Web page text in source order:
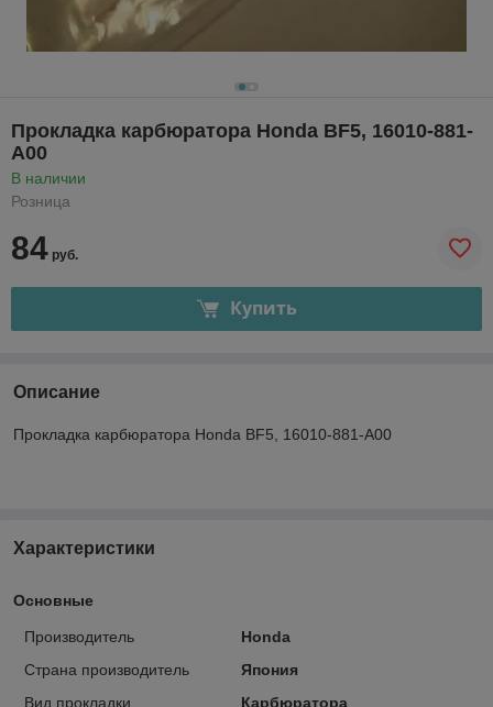
Прокладка карбюратора Honda BF5, 16010-881-
A00
В наличии
Розница
84 руб.
Купить
Описание
Прокладка карбюратора Honda BF5, 16010-881-A00
Характеристики
Основные
Производитель
Honda
Страна производитель
Япония
Вид прокладки
Карбюратора